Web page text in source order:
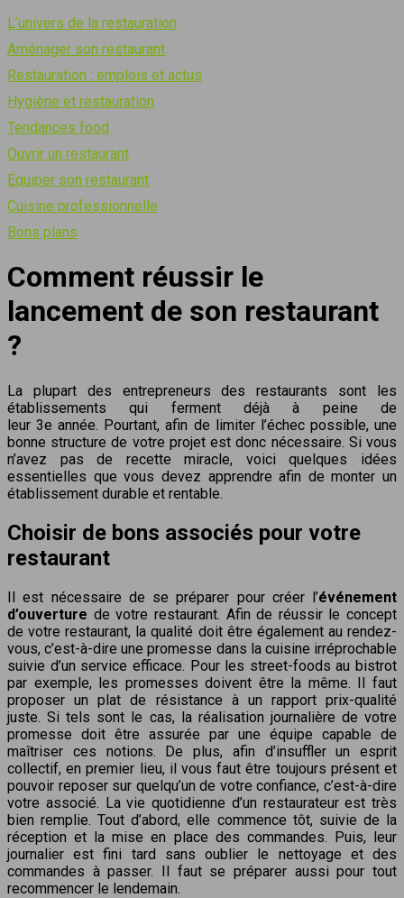
L’univers de la restauration
Aménager son restaurant
Restauration : emplois et actus
Hygiène et restauration
Tendances food
Ouvrir un restaurant
Équiper son restaurant
Cuisine professionnelle
Bons plans
Comment réussir le
lancement de son restaurant
?
La plupart des entrepreneurs des restaurants sont les
établissements qui ferment déjà à peine de
leur 3e année. Pourtant, afin de limiter l’échec possible, une
bonne structure de votre projet est donc nécessaire. Si vous
n’avez pas de recette miracle, voici quelques idées
essentielles que vous devez apprendre afin de monter un
établissement durable et rentable.
Choisir de bons associés pour votre
restaurant
Il est nécessaire de se préparer pour créer l’événement
d’ouverture de votre restaurant. Afin de réussir le concept
de votre restaurant, la qualité doit être également au rendez-
vous, c’est-à-dire une promesse dans la cuisine irréprochable
suivie d’un service efficace. Pour les street-foods au bistrot
par exemple, les promesses doivent être la même. Il faut
proposer un plat de résistance à un rapport prix-qualité
juste. Si tels sont le cas, la réalisation journalière de votre
promesse doit être assurée par une équipe capable de
maîtriser ces notions. De plus, afin d’insuffler un esprit
collectif, en premier lieu, il vous faut être toujours présent et
pouvoir reposer sur quelqu’un de votre confiance, c’est-à-dire
votre associé. La vie quotidienne d’un restaurateur est très
bien remplie. Tout d’abord, elle commence tôt, suivie de la
réception et la mise en place des commandes. Puis, leur
journalier est fini tard sans oublier le nettoyage et des
commandes à passer. Il faut se préparer aussi pour tout
recommencer le lendemain.